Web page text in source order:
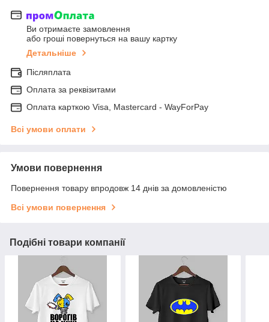
Ви отримаєте замовлення
або гроші повернуться на вашу картку
Детальніше
Післяплата
Оплата за реквізитами
Оплата карткою Visa, Mastercard - WayForPay
Всі умови оплати
Умови повернення
Повернення товару впродовж 14 днів за домовленістю
Всі умови повернення
Подібні товари компанії